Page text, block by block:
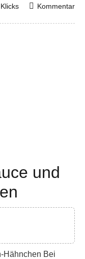
Kommentar
und
Hähnchen Bei